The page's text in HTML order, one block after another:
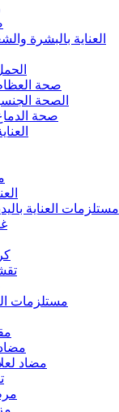
العناية بالبشرة
صحة
الصحة
صحة
مستلزمات العناية
مستلزمات
مضاد